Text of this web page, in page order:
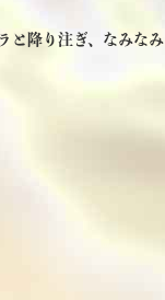
と降り注ぎ、なみなみ